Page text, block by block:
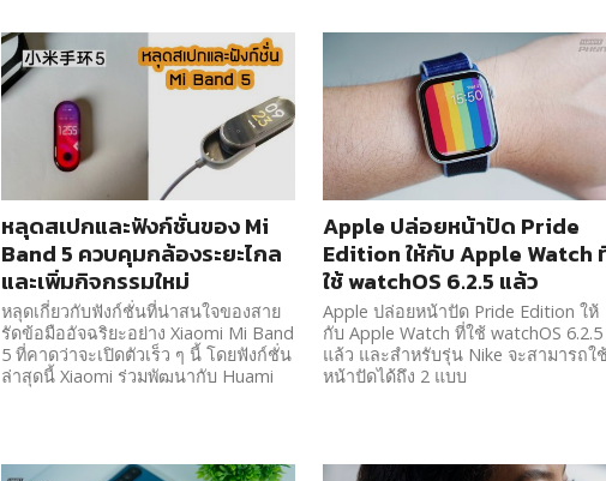
หลุดสเปกและฟังก์ชั่นของ Mi
Band 5 ควบคุมกล้องระยะไกล
และเพิ่มกิจกรรมใหม่
หลุดเกี่ยวกับฟังก์ชั่นที่น่าสนใจของสาย
รัดข้อมืออัจฉริยะอย่าง Xiaomi Mi Band
5 ที่คาดว่าจะเปิดตัวเร็ว ๆ นี้ โดยฟังก์ชั่น
ล่าสุดนี้ Xiaomi ร่วมพัฒนากับ Huami
Apple ปล่อยหน้าปัด Pride
Edition ให้กับ Apple Watch
ใช้ watchOS 6.2.5 แล้ว
Apple ปล่อยหน้าปัด Pride Edition ให้
กับ Apple Watch ที่ใช้ watchOS 6.2.5
แล้ว และสำหรับรุ่น Nike จะสามารถใ
หน้าปัดได้ถึง 2 แบบ